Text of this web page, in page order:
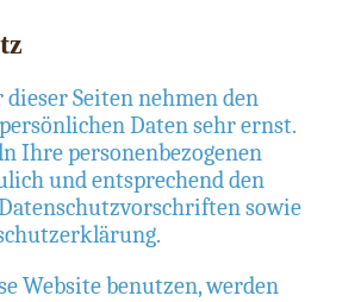
Seiten nehmen den
Daten sehr ernst.
Ihre personenbezogenen
und entsprechend den
sowie
Website benutzen, werden